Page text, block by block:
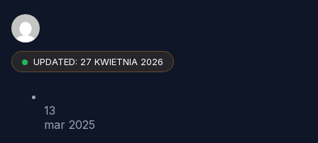
UPDATED: 27 KWIETNIA 2026
13
mar 2025